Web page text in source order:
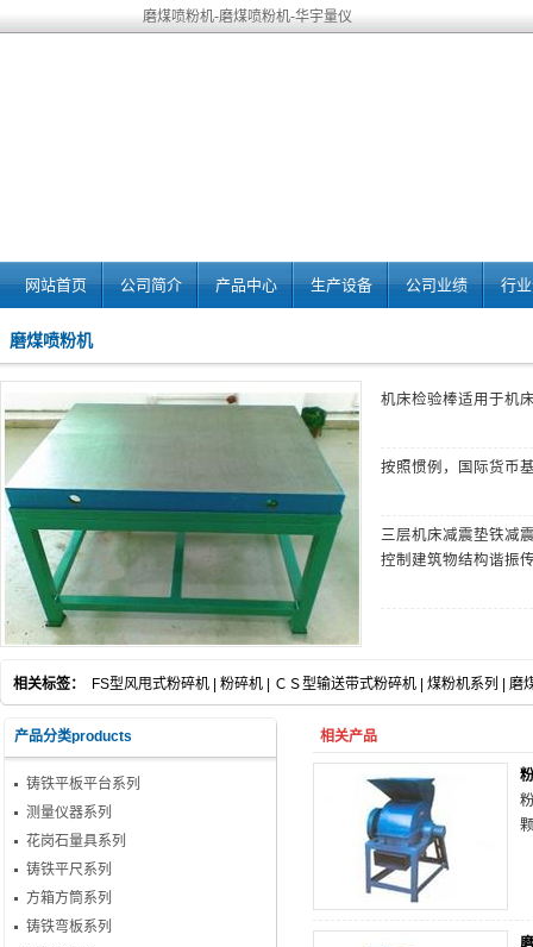
磨煤喷粉机-磨煤喷粉机-华宇量仪
网站首页 公司简介 产品中心 生产设备 公司业绩 行
磨煤喷粉机
机床检验棒适用于机
按照惯例，国际货币
三层机床减震垫铁减
控制建筑物结构谐振
相关标签： FS型风甩式粉碎机 粉碎机 ＣＳ型输送带式粉碎机 煤粉机系列 磨
相关产品
产品分类products
铸铁平板平台系列
测量仪器系列
花岗石量具系列
铸铁平尺系列
方箱方筒系列
铸铁弯板系列